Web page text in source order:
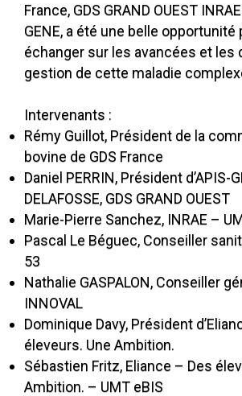
France, GDS GRAND OUEST
GENE, a été une belle opportunité
échanger sur les avancées et les
gestion de cette maladie
Intervenants :
Rémy Guillot, Président de la
bovine de GDS France
Daniel PERRIN, Président d’APIS-
DELAFOSSE, GDS GRAND OUEST
Marie-Pierre Sanchez, INRAE –
Pascal Le Béguec, Conseiller
53
Nathalie GASPALON, Conseiller
INNOVAL
Dominique Davy, Président
éleveurs. Une Ambition.
Sébastien Fritz, Eliance – Des
Ambition. – UMT eBIS